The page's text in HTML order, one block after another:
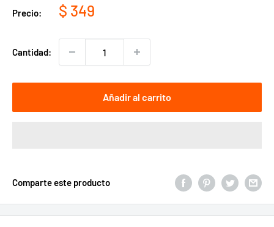
Precio:
Precio
venta
$ 349
Cantidad:
Añadir al carrito
Comparte este producto